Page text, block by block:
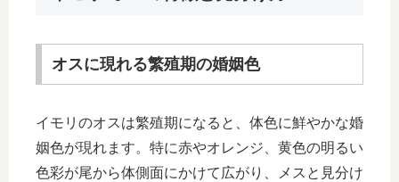
オスに現れる繁殖期の婚姻色
イモリのオスは繁殖期になると、体色に鮮やかな婚
姻色が現れます。特に赤やオレンジ、黄色の明るい
色彩が尾から体側面にかけて広がり、メスと見分け